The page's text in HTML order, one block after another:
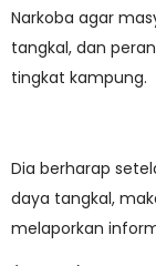
Narkoba agar
tangkal, dan
tingkat kampung.
Dia berharap
daya tangkal,
melaporkan